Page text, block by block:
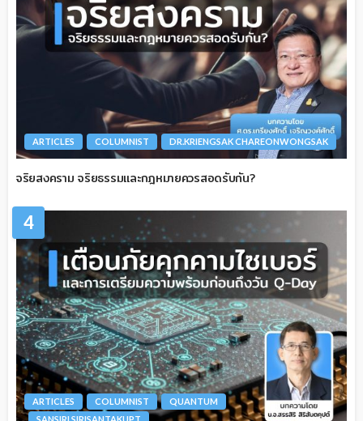
ARTICLES COLUMNIST DR.KRIENGSAK CHAREONWONGSAK
จริยสงคราม จริยธรรมและกฎหมายควรสอดรับกัน?
4
ARTICLES COLUMNIST
QUANTUM